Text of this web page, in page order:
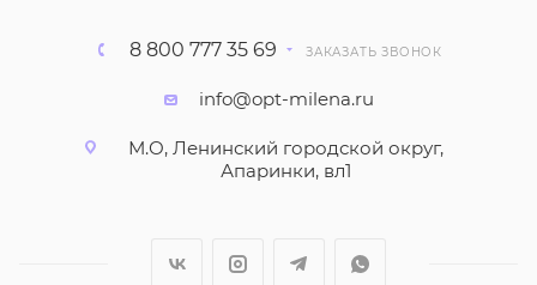
8 800 777 35 69 ЗАКАЗАТЬ ЗВОНОК
info@opt-milena.ru
М.О, Ленинский городской округ,
Апаринки, вл1